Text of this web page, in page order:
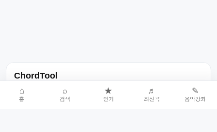
ChordTool
노래 가사, 곡 정보, 코드, 악보를 한곳에서 찾을 수 있는 음악 정보
서비스입니다.
⌂
홈
⌕
검색
★
인기
♬
최신곡
✎
음악강좌